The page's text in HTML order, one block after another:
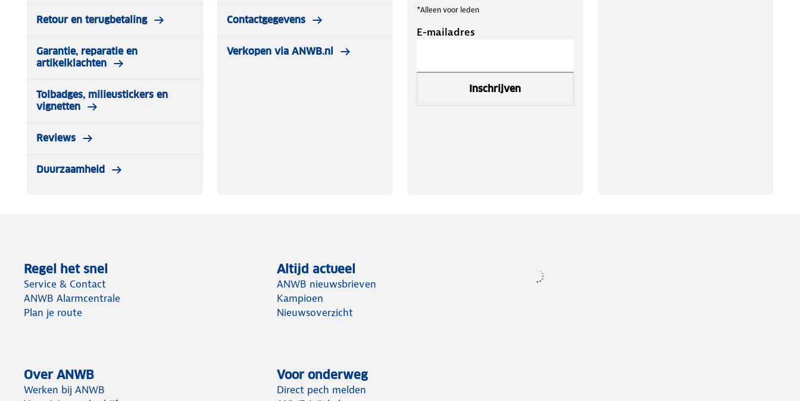
Retour en terugbetaling
Garantie, reparatie en
artikelklachten
Tolbadges, milieustickers en
vignetten
Reviews
Duurzaamheid
Contactgegevens
Verkopen via ANWB.nl
*Alleen voor leden
E-mailadres
Inschrijven
Regel het snel
Service & Contact
ANWB Alarmcentrale
Plan je route
Altijd actueel
ANWB nieuwsbrieven
Kampioen
Nieuwsoverzicht
Over ANWB
Werken bij ANWB
Voor onderweg
Direct pech melden